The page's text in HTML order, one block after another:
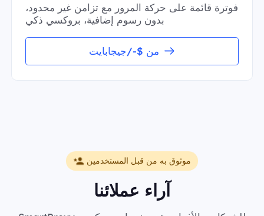
فوترة قائمة على حركة المرور مع تزامن غير محدود،
بدون رسوم إضافية، بروكسي ذكي
من $-/جيجابايت
موثوق به من قبل المستخدمين
آراء عملائنا